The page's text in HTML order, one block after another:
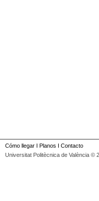
Cómo llegar I Planos I Contacto
Universitat Politècnica de València ©